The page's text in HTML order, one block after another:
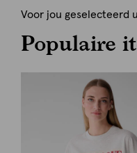
Voor jou geselecteerd
Populaire